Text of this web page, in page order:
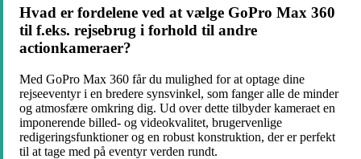
Hvad er fordelene ved at vælge GoPro Max 360
til f.eks. rejsebrug i forhold til andre
actionkameraer?
Med GoPro Max 360 får du mulighed for at optage dine
rejseeventyr i en bredere synsvinkel, som fanger alle de minder
og atmosfære omkring dig. Ud over dette tilbyder kameraet en
imponerende billed- og videokvalitet, brugervenlige
redigeringsfunktioner og en robust konstruktion, der er perfekt
til at tage med på eventyr verden rundt.